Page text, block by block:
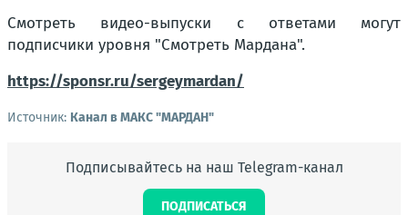
Смотреть видео-выпуски с ответами могут
подписчики уровня "Смотреть Мардана".
https://sponsr.ru/sergeymardan/
Источник: Канал в МАКС "МАРДАН"
Подписывайтесь на наш Telegram-канал
ПОДПИСАТЬСЯ